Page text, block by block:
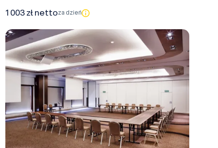
1 003 zł nettoza dzień
D